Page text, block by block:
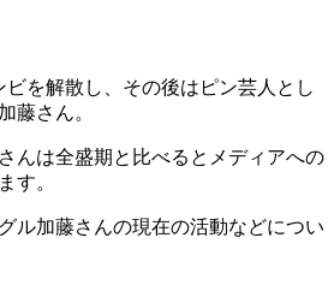
ビを解散し、その後はピン芸人とし
藤さん。
んは全盛期と比べるとメディアへの
す。
ル加藤さんの現在の活動などについ